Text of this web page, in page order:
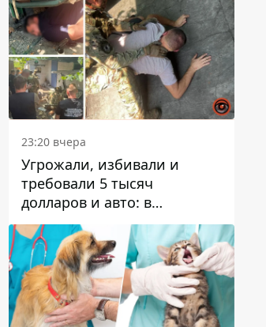
23:20 вчера
Угрожали, избивали и
требовали 5 тысяч
долларов и авто: в
Павлограде задержали двух
мужчин